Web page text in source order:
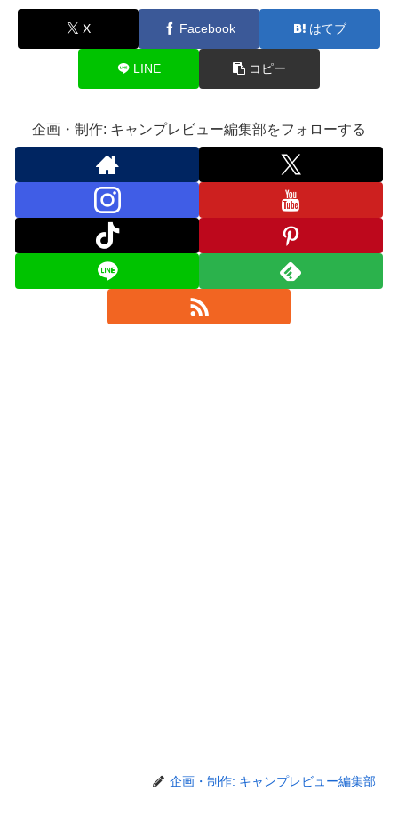
X Facebook はてブ
LINE コピー
企画・制作: キャンプレビュー編集部をフォローする
企画・制作: キャンプレビュー編集部